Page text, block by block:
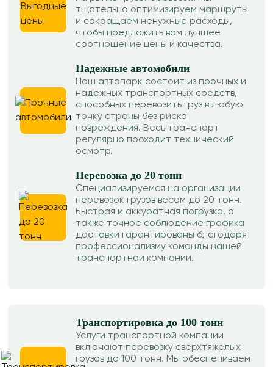
тщательно оптимизируем маршруты
и сокращаем ненужные расходы,
чтобы предложить вам лучшее
соотношение цены и качества.
Надежные автомобили
Наш автопарк состоит из прочных и
надёжных транспортных средств,
способных перевозить груз в любую
точку страны без риска
повреждения. Весь транспорт
регулярно проходит технический
осмотр.
Перевозка до 20 тонн
Специализируемся на организации
перевозок грузов весом до 20 тонн.
Быстрая и аккуратная погрузка, а
также точное соблюдение графика
доставки гарантированы благодаря
профессионализму команды нашей
транспортной компании.
Транспортировка до 100 тонн
Услуги транспортной компании
включают перевозку сверхтяжелых
грузов до 100 тонн. Мы обеспечиваем